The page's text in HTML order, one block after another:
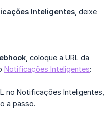
Inteligentes , deixe
, coloque a URL da
Notificações Inteligentes:
no Notificações Inteligentes,
a passo.